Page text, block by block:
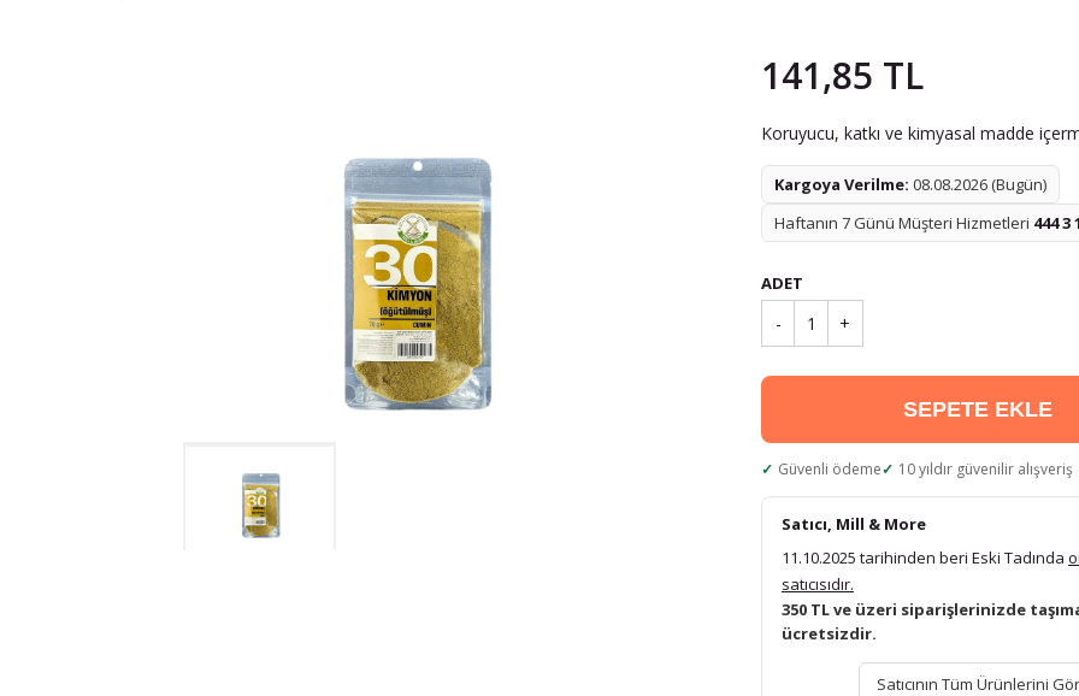
141,85 TL
Koruyucu, katkı ve kimyasal madde
Kargoya Verilme: 08.08.2026 (Bugün)
Haftanın 7 Günü Müşteri Hizmetleri 444 3
ADET
- 1 +
SEPETE EKLE
Güvenli ödeme 10 yıldır güvenilir alışveriş
Satıcı, Mill & More
11.10.2025 tarihinden beri Eski Tadında
satıcısıdır.
350 TL ve üzeri siparişlerinizde
ücretsizdir.
Satıcının Tüm Ürünlerini Gör